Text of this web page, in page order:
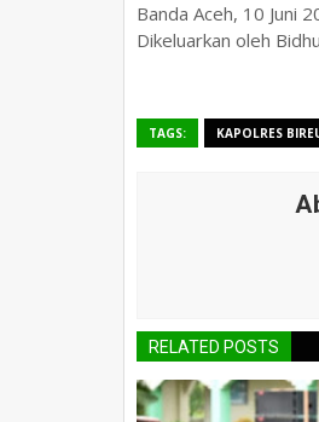
Banda Aceh, 10 Juni
Dikeluarkan oleh
TAGS: KAPOLRES
RELATED POSTS